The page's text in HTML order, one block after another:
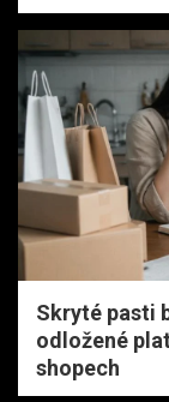
Skryté pasti
odložené
shopech